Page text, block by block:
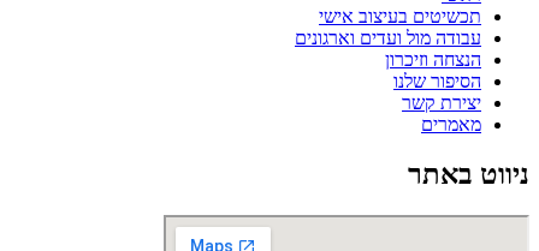
תכשיטים בעיצוב אישי
עבודה מול ועדים וארגונים
הנצחה וזיכרון
הסיפור שלנו
יצירת קשר
מאמרים
ניווט באתר